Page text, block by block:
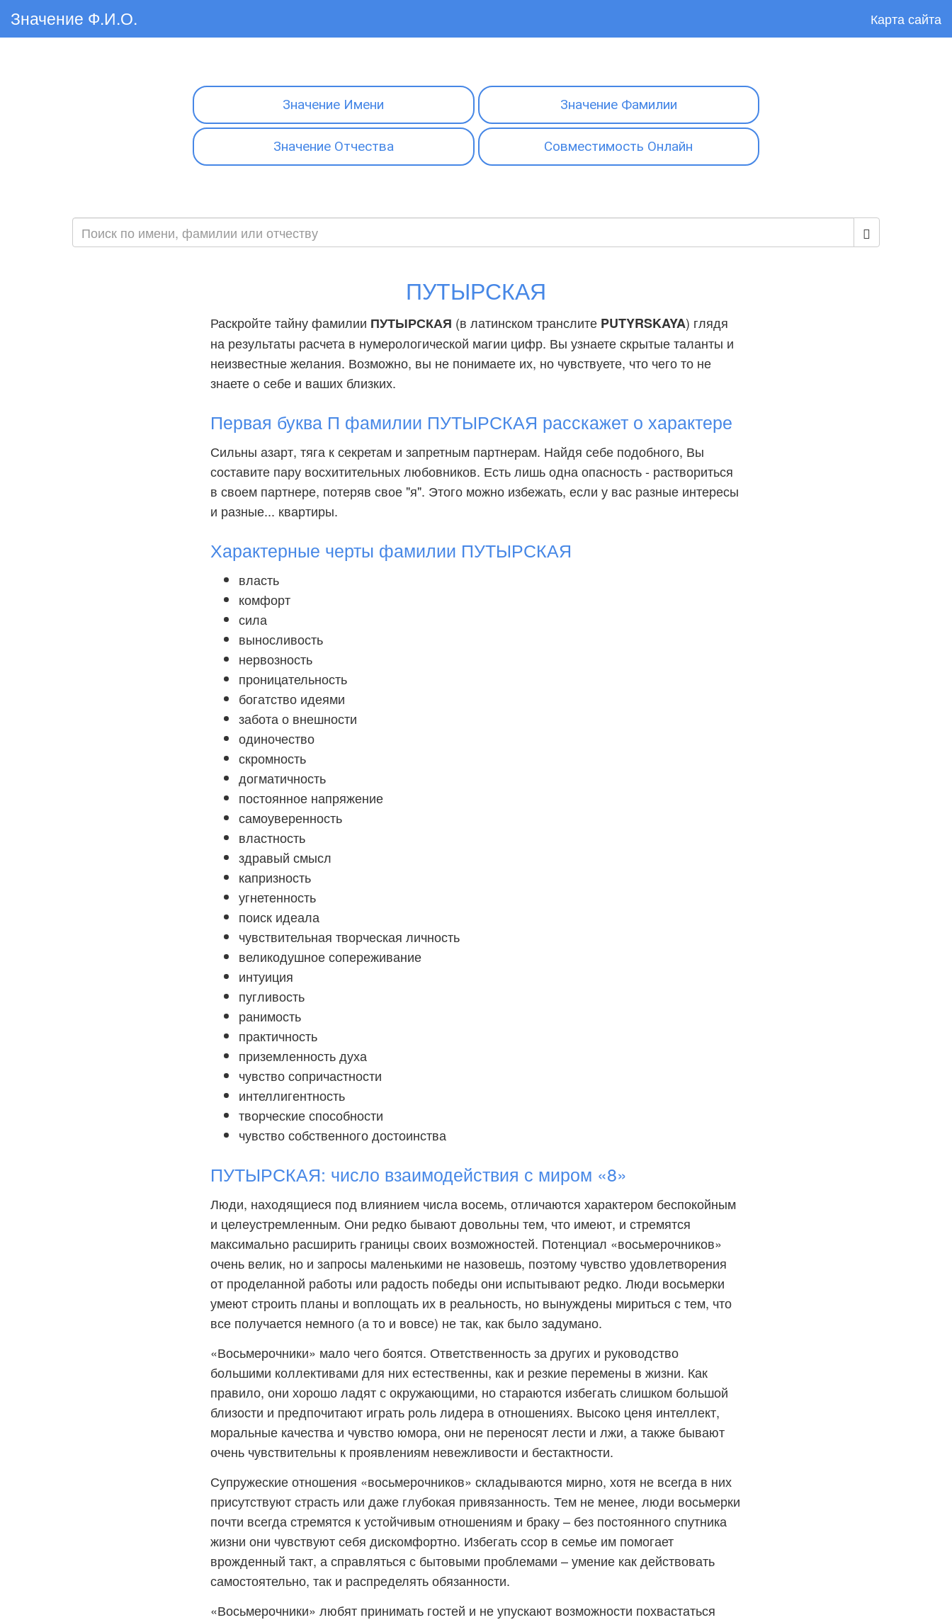
Значение Ф.И.О. Карта сайта
Значение Имени Значение Фамилии
Значение Отчества Совместимость Онлайн
ПУТЫРСКАЯ
Раскройте тайну фамилии ПУТЫРСКАЯ (в латинском транслите PUTYRSKAYA) глядя
на результаты расчета в нумерологической магии цифр. Вы узнаете скрытые таланты и
неизвестные желания. Возможно, вы не понимаете их, но чувствуете, что чего то не
знаете о себе и ваших близких.
Первая буква П фамилии ПУТЫРСКАЯ расскажет о характере
Сильны азарт, тяга к секретам и запретным партнерам. Найдя себе подобного, Вы
составите пару восхитительных любовников. Есть лишь одна опасность - раствориться
в своем партнере, потеряв свое "я". Этого можно избежать, если у вас разные интересы
и разные... квартиры.
Характерные черты фамилии ПУТЫРСКАЯ
власть
комфорт
сила
выносливость
нервозность
проницательность
богатство идеями
забота о внешности
одиночество
скромность
догматичность
постоянное напряжение
самоуверенность
властность
здравый смысл
капризность
угнетенность
поиск идеала
чувствительная творческая личность
великодушное сопереживание
интуиция
пугливость
ранимость
практичность
приземленность духа
чувство сопричастности
интеллигентность
творческие способности
чувство собственного достоинства
ПУТЫРСКАЯ: число взаимодействия с миром «8»
Люди, находящиеся под влиянием числа восемь, отличаются характером беспокойным
и целеустремленным. Они редко бывают довольны тем, что имеют, и стремятся
максимально расширить границы своих возможностей. Потенциал «восьмерочников»
очень велик, но и запросы маленькими не назовешь, поэтому чувство удовлетворения
от проделанной работы или радость победы они испытывают редко. Люди восьмерки
умеют строить планы и воплощать их в реальность, но вынуждены мириться с тем, что
все получается немного (а то и вовсе) не так, как было задумано.
«Восьмерочники» мало чего боятся. Ответственность за других и руководство
большими коллективами для них естественны, как и резкие перемены в жизни. Как
правило, они хорошо ладят с окружающими, но стараются избегать слишком большой
близости и предпочитают играть роль лидера в отношениях. Высоко ценя интеллект,
моральные качества и чувство юмора, они не переносят лести и лжи, а также бывают
очень чувствительны к проявлениям невежливости и бестактности.
Супружеские отношения «восьмерочников» складываются мирно, хотя не всегда в них
присутствуют страсть или даже глубокая привязанность. Тем не менее, люди восьмерки
почти всегда стремятся к устойчивым отношениям и браку – без постоянного спутника
жизни они чувствуют себя дискомфортно. Избегать ссор в семье им помогает
врожденный такт, а справляться с бытовыми проблемами – умение как действовать
самостоятельно, так и распределять обязанности.
«Восьмерочники» любят принимать гостей и не упускают возможности похвастаться